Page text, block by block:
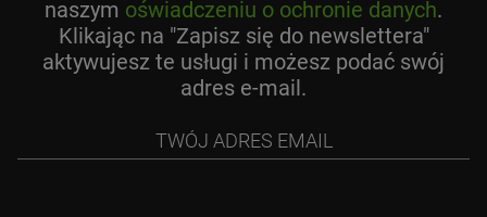
naszym oświadczeniu o ochronie danych.
Klikając na "Zapisz się do newslettera"
aktywujesz te usługi i możesz podać swój
adres e-mail.
email